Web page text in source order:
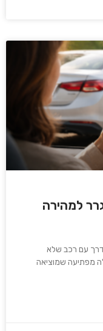
למהירה
עם רכב שלא
מפתיעה שמוציאה